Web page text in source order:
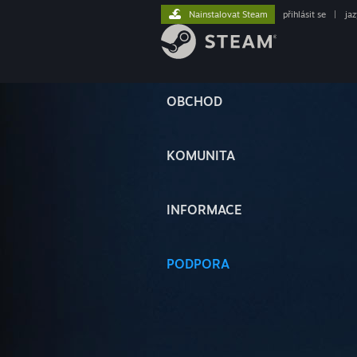
OBCHOD
KOMUNITA
INFORMACE
PODPORA
Nainstalovat Steam přihlásit se